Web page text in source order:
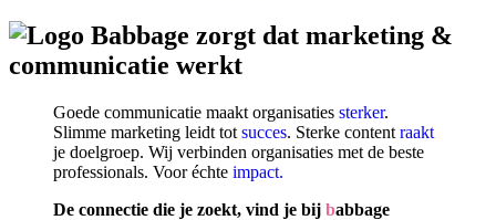
zorgt dat marketing &
communicatie werkt
Goede communicatie maakt organisaties sterker.
Slimme marketing leidt tot succes. Sterke content raakt
je doelgroep. Wij verbinden organisaties met de beste
professionals. Voor échte impact.
De connectie die je zoekt, vind je bij babbage